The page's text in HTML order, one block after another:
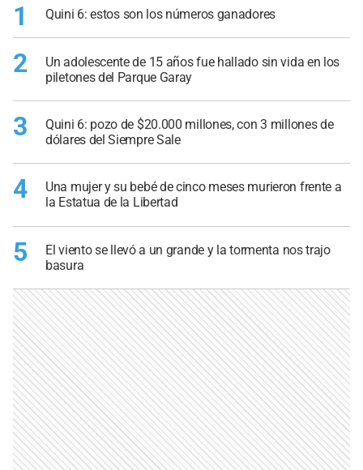
1 Quini 6: estos son los números ganadores
2
Un adolescente de 15 años fue hallado sin vida en los
piletones del Parque Garay
3
Quini 6: pozo de $20.000 millones, con 3 millones de
dólares del Siempre Sale
4
Una mujer y su bebé de cinco meses murieron frente a
la Estatua de la Libertad
5
El viento se llevó a un grande y la tormenta nos trajo
basura